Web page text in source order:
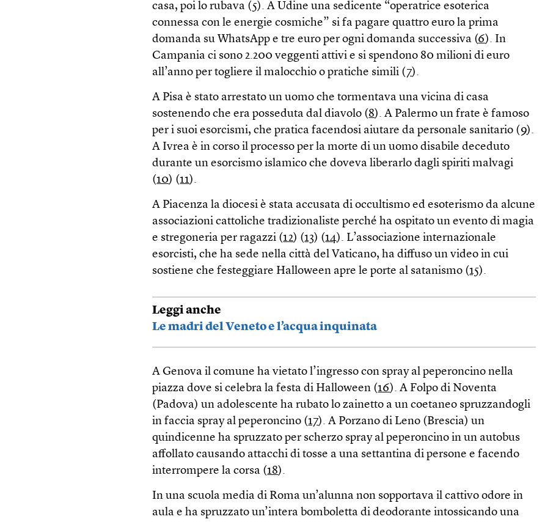
casa, poi lo rubava ( 5). A Udine una sedicente “operatrice esoterica
connessa con le energie cosmiche” si fa pagare quattro euro la prima
domanda su WhatsApp e tre euro per ogni domanda successiva (6). In
Campania ci sono 2.200 veggenti attivi e si spendono 80 milioni di euro
all’anno per togliere il malocchio o pratiche simili ( 7).
A Pisa è stato arrestato un uomo che tormentava una vicina di casa
sostenendo che era posseduta dal diavolo (8). A Palermo un frate è famoso
per i suoi esorcismi, che pratica facendosi aiutare da personale sanitario ( 9).
A Ivrea è in corso il processo per la morte di un uomo disabile deceduto
durante un esorcismo islamico che doveva liberarlo dagli spiriti malvagi
(10) (11).
A Piacenza la diocesi è stata accusata di occultismo ed esoterismo da alcune
associazioni cattoliche tradizionaliste perché ha ospitato un evento di magia
e stregoneria per ragazzi (12) (13) (14). L’associazione internazionale
esorcisti, che ha sede nella città del Vaticano, ha diffuso un video in cui
sostiene che festeggiare Halloween apre le porte al satanismo (15).
Leggi anche
Le madri del Veneto e l’acqua inquinata
A Genova il comune ha vietato l’ingresso con spray al peperoncino nella
piazza dove si celebra la festa di Halloween (16). A Folpo di Noventa
(Padova) un adolescente ha rubato lo zainetto a un coetaneo spruzzandogli
in faccia spray al peperoncino (17). A Porzano di Leno (Brescia) un
quindicenne ha spruzzato per scherzo spray al peperoncino in un autobus
affollato causando attacchi di tosse a una settantina di persone e facendo
interrompere la corsa (18).
In una scuola media di Roma un’alunna non sopportava il cattivo odore in
aula e ha spruzzato un’intera bomboletta di deodorante intossicando una